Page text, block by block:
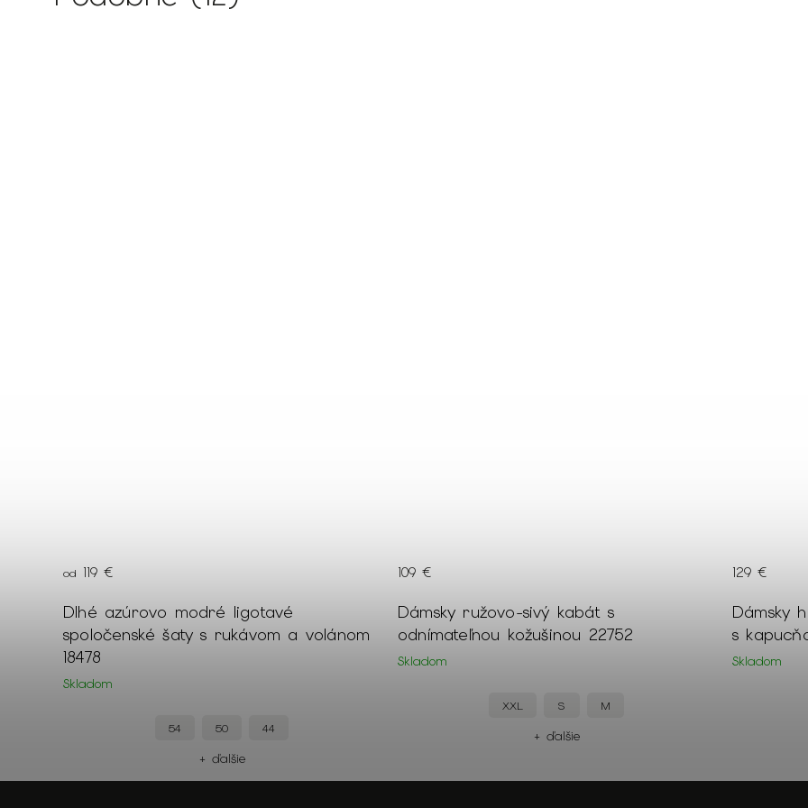
Dlhé azúrovo modré ligotavé
spoločenské šaty s rukávom a volánom
18478
Skladom
od 119 €
54 50 44
+ ďalšie
Dámsky ružovo-sivý kabát s
odnímateľnou kožušinou 22752
Skladom
109 €
XXL S M
+ ďalšie
Dámsky
s
Skladom
129 €